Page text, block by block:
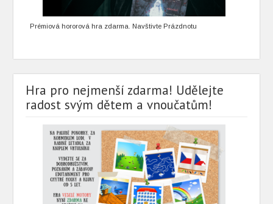
Prémiová hororová hra zdarma. Navštivte Prázdnotu
Hra pro nejmenší zdarma! Udělejte
radost svým dětem a vnoučatům!